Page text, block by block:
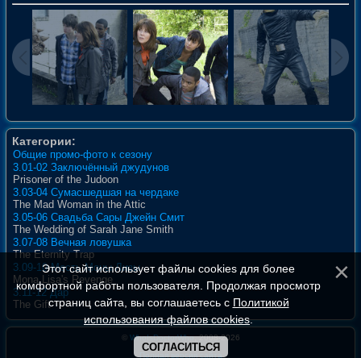
Категории:
Общие промо-фото к сезону
3.01-02 Заключённый джудунов
Prisoner of the Judoon
3.03-04 Сумасшедшая на чердаке
The Mad Woman in the Attic
3.05-06 Свадьба Сары Джейн Смит
The Wedding of Sarah Jane Smith
3.07-08 Вечная ловушка
The Eternity Trap
3.09-10 Месть Моны Лизы
Mona Lisa's Revenge
3.11-12 Дар
The Gift
© WhoIsDoctorWho, 2008-2026
Полная версия сайта
Этот сайт использует файлы cookies для более
комфортной работы пользователя. Продолжая просмотр
страниц сайта, вы соглашаетесь с Политикой
использования файлов cookies.
СОГЛАСИТЬСЯ